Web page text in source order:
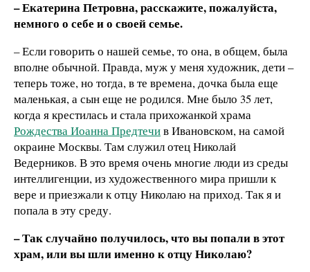
– Екатерина Петровна, расскажите, пожалуйста,
немного о себе и о своей семье.
– Если говорить о нашей семье, то она, в общем, была
вполне обычной. Правда, муж у меня художник, дети –
теперь тоже, но тогда, в те времена, дочка была еще
маленькая, а сын еще не родился. Мне было 35 лет,
когда я крестилась и стала прихожанкой храма
Рождества Иоанна Предтечив Ивановском, на самой
окраине Москвы. Там служил отец Николай
Ведерников. В это время очень многие люди из среды
интеллигенции, из художественного мира пришли к
вере и приезжали к отцу Николаю на приход. Так я и
попала в эту среду.
– Так случайно получилось, что вы попали в этот
храм, или вы шли именно к отцу Николаю?